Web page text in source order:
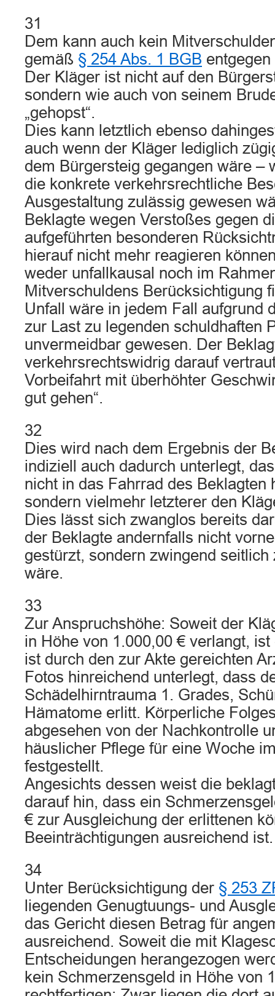
31
Dem kann auch kein
gemäß § 254 Abs. 1 BGB
Der Kläger ist nicht auf den
sondern wie auch von seinem
„gehopst“.
Dies kann letztlich ebenso
auch wenn der Kläger lediglich
dem Bürgersteig gegangen wäre –
die konkrete verkehrsrechtliche
Ausgestaltung zulässig gewesen
Beklagte wegen Verstoßes gegen
aufgeführten besonderen
hierauf nicht mehr reagieren
weder unfallkausal noch im
Mitverschuldens Berücksichtigung
Unfall wäre in jedem Fall aufgrund
zur Last zu legenden schuldhaften
unvermeidbar gewesen. Der
verkehrsrechtswidrig darauf
Vorbeifahrt mit überhöhter
gut gehen“.
32
Dies wird nach dem Ergebnis der
indiziell auch dadurch unterlegt,
nicht in das Fahrrad des Beklagten
sondern vielmehr letzterer den
Dies lässt sich zwanglos bereits
der Beklagte andernfalls nicht
gestürzt, sondern zwingend
wäre.
33
Zur Anspruchshöhe: Soweit der
in Höhe von 1.000,00 € verlangt,
ist durch den zur Akte gereichten
Fotos hinreichend unterlegt, dass
Schädelhirntrauma 1. Grades,
Hämatome erlitt. Körperliche
abgesehen von der Nachkontrolle
häuslicher Pflege für eine Woche
festgestellt.
Angesichts dessen weist die
darauf hin, dass ein
€ zur Ausgleichung der erlittenen
Beeinträchtigungen ausreichend ist.
34
Unter Berücksichtigung der § 253
liegenden Genugtuungs- und
das Gericht diesen Betrag für
ausreichend. Soweit die mit
Entscheidungen herangezogen
kein Schmerzensgeld in Höhe von